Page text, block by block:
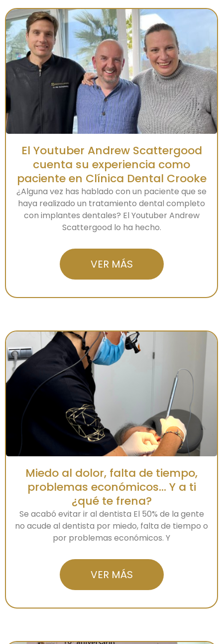
El Youtuber Andrew Scattergood
cuenta su experiencia como
paciente en Clínica Dental Crooke
¿Alguna vez has hablado con un paciente que se
haya realizado un tratamiento dental completo
con implantes dentales? El Youtuber Andrew
Scattergood lo ha hecho.
VER MÁS
Miedo al dolor, falta de tiempo,
problemas económicos… Y a ti
¿qué te frena?
Se acabó evitar ir al dentista El 50% de la gente
no acude al dentista por miedo, falta de tiempo o
por problemas económicos. Y
VER MÁS